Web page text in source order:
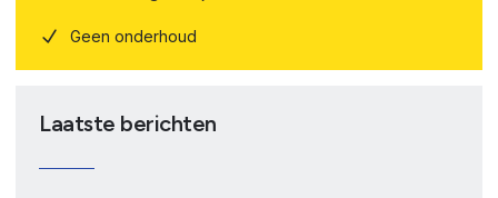
Geen onderhoud
Laatste berichten